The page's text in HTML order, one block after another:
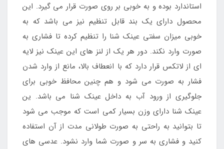
استاندارد بوده و به خوبی بر روی صورت قرار می گیرد. این
محصول دارای یک بند قابل تنظیم نیز می باشد که به
خوبی میزان سفتی عینک شنا را تنظیم کرده تا فشاری به
صورت وارد نکند. دور هر یک از لنز های این عینک نیز لایه
ای از لاتکس قرار دارد که با انعطاف بالا، مانع از وارد شدن
فشار به صورت می شود و هم چنین محافظ خوبی برای
جلوگیری از ورود آب به داخل عینک شنا می باشد. ین
عینک شنا دارای وزن بسیار کمی است که موجب می شود
تا بتوانید به راحتی به صورت طولانی مدت از آن استفاده
کنید و فشاری به سر و صورت شما وارد نشود. عدسی های